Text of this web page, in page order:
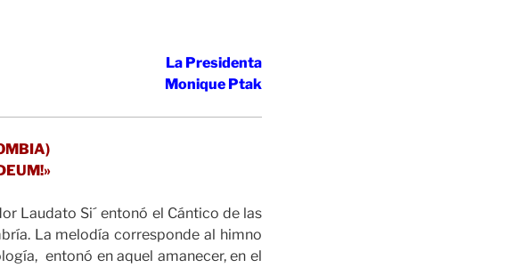
La Presidenta
Monique Ptak
Laudato Si´ entonó el Cántico de las
La melodía corresponde al himno
entonó en aquel amanecer, en el